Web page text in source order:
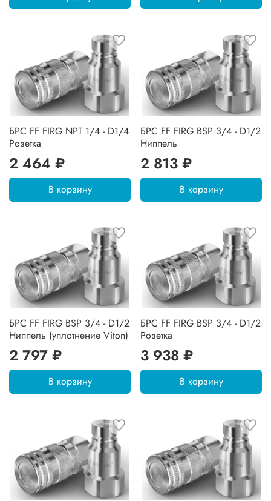
БРС FF FIRG NPT 1/4 - D1/4
Розетка
2 464 ₽
В корзину
БРС FF FIRG BSP 3/4 - D1/2
Ниппель
2 813 ₽
В корзину
БРС FF FIRG BSP 3/4 - D1/2
Ниппель (уплотнение Viton)
2 797 ₽
В корзину
БРС FF FIRG BSP 3/4 - D1/2
Розетка
3 938 ₽
В корзину